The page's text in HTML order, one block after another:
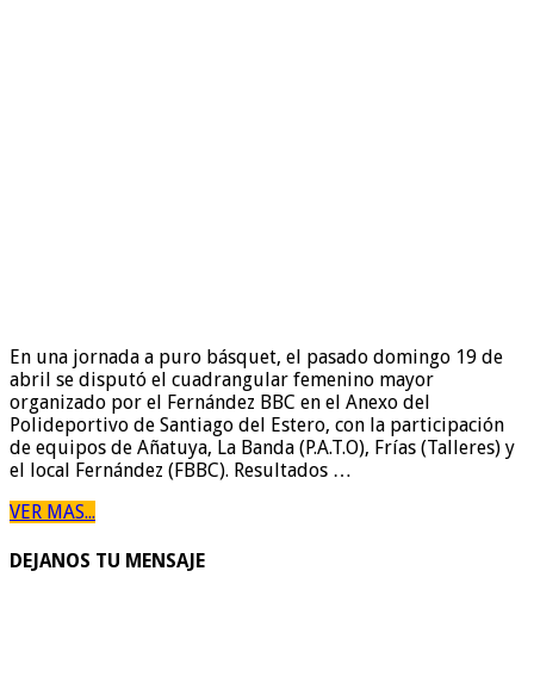
En una jornada a puro básquet, el pasado domingo 19 de
abril se disputó el cuadrangular femenino mayor
organizado por el Fernández BBC en el Anexo del
Polideportivo de Santiago del Estero, con la participación
de equipos de Añatuya, La Banda (P.A.T.O), Frías (Talleres) y
el local Fernández (FBBC). Resultados …
VER MAS...
DEJANOS TU MENSAJE